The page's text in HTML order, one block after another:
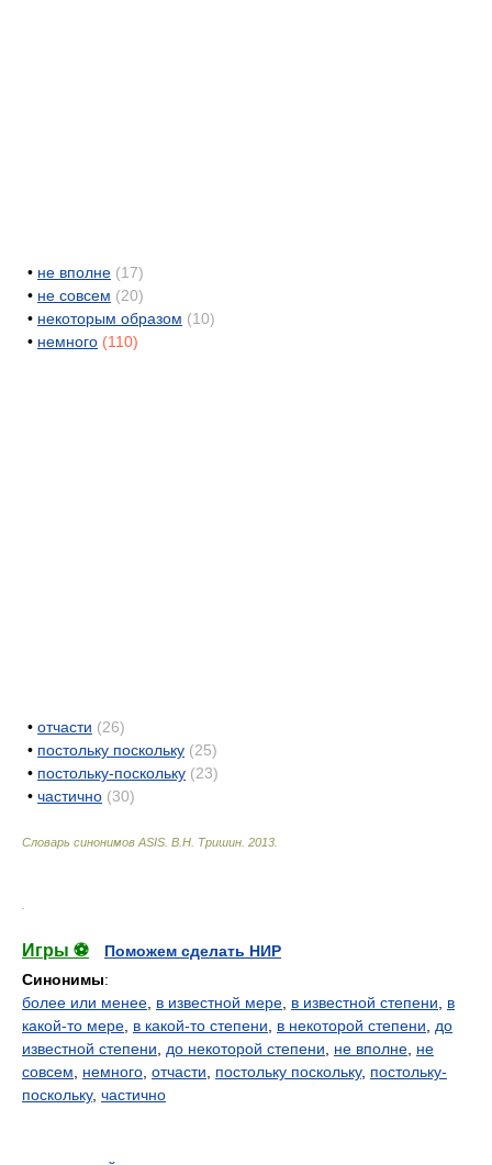
• не вполне (17)
• не совсем (20)
• некоторым образом (10)
• немного (110)
• отчасти (26)
• постольку поскольку (25)
• постольку-поскольку (23)
• частично (30)
Словарь синонимов ASIS. В.Н. Тришин 2013
Игры ⚽
Поможем сделать НИР
Синонимы:
более или менее в известной мере в известной степени
в
какой-то мере в какой-то степени в некоторой степени
до
известной степени
до некоторой степени не вполне не
совсем
немного отчасти постольку поскольку, постольку-
поскольку, частично